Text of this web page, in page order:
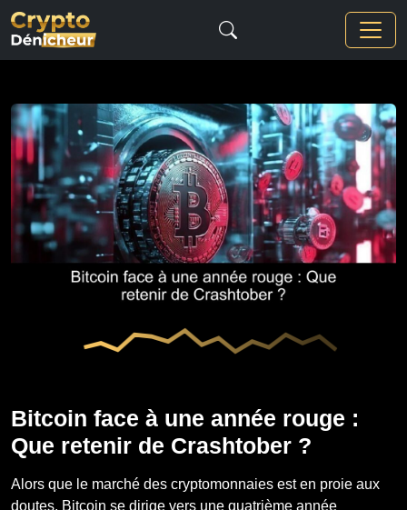
Bitcoin face à une année rouge :
Que retenir de Crashtober ?
Alors que le marché des cryptomonnaies est en proie aux
doutes, Bitcoin se dirige vers une quatrième année